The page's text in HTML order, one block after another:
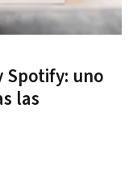
Spotify: uno
las